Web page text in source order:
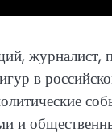
журналист,
в
и